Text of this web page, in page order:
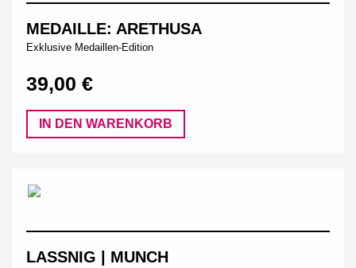
MEDAILLE: ARETHUSA
Exklusive Medaillen-Edition
39,00 €
IN DEN WARENKORB
LASSNIG | MUNCH